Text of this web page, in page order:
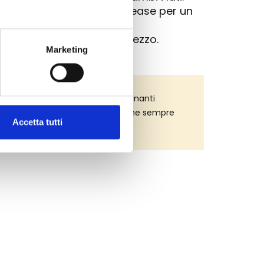
Marketing
Accetta tutti
con sistema quick-release per un
dell'unicità del pezzo.
le storie di successo più affascinanti
filosofia della Junghans rimane sempre